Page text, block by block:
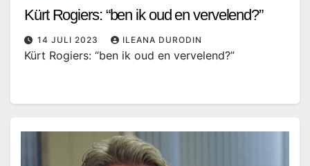
Kürt Rogiers: “ben ik oud en vervelend?”
14 JULI 2023 ILEANA DURODIN
Kürt Rogiers: “ben ik oud en vervelend?”